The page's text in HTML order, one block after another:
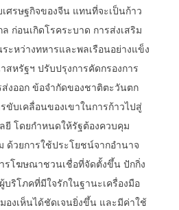
ศรษฐกิจของจีน แทนที่จะเป็นก้าว
ก่อนเกิดโรคระบาด การส่งเสริม
ะหว่างทหารและพลเรือนอย่างแข็ง
หรัฐฯ ปรับปรุงการคัดกรองการ
งออก ข้อจำกัดของชาติตะวันตก
ขับเคลื่อนของเขาในการก้าวไปสู่
ยี โดยกำหนดให้รัฐต้องควบคุม
ด้วยการใช้ประโยชน์จากอำนาจ
รโฆษณาชวนเชื่อที่จัดตั้งขึ้น ปักกิ่ง
บริโภคที่มีใจรักในฐานะเครื่องมือ
งเห็นได้ชัดเจนยิ่งขึ้น และมีค่าใช้